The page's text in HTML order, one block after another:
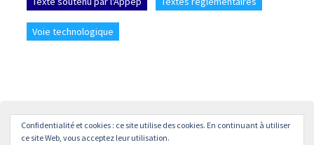
Voie technologique
Accueil L’APPEP Adhésion
La revue « L’enseignement
Philosophique »
Confidentialité et cookies : ce site utilise des cookies. En continuant à utiliser
ce site Web, vous acceptez leur utilisation.